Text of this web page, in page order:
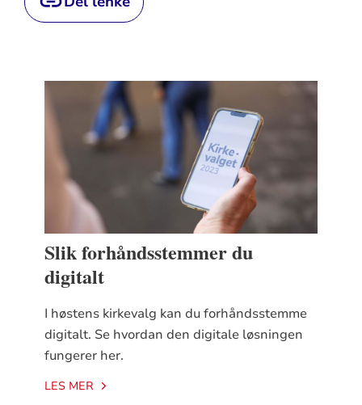
Slik forhåndsstemmer du
digitalt
I høstens kirkevalg kan du forhåndsstemme
digitalt. Se hvordan den digitale løsningen
fungerer her.
LES MER